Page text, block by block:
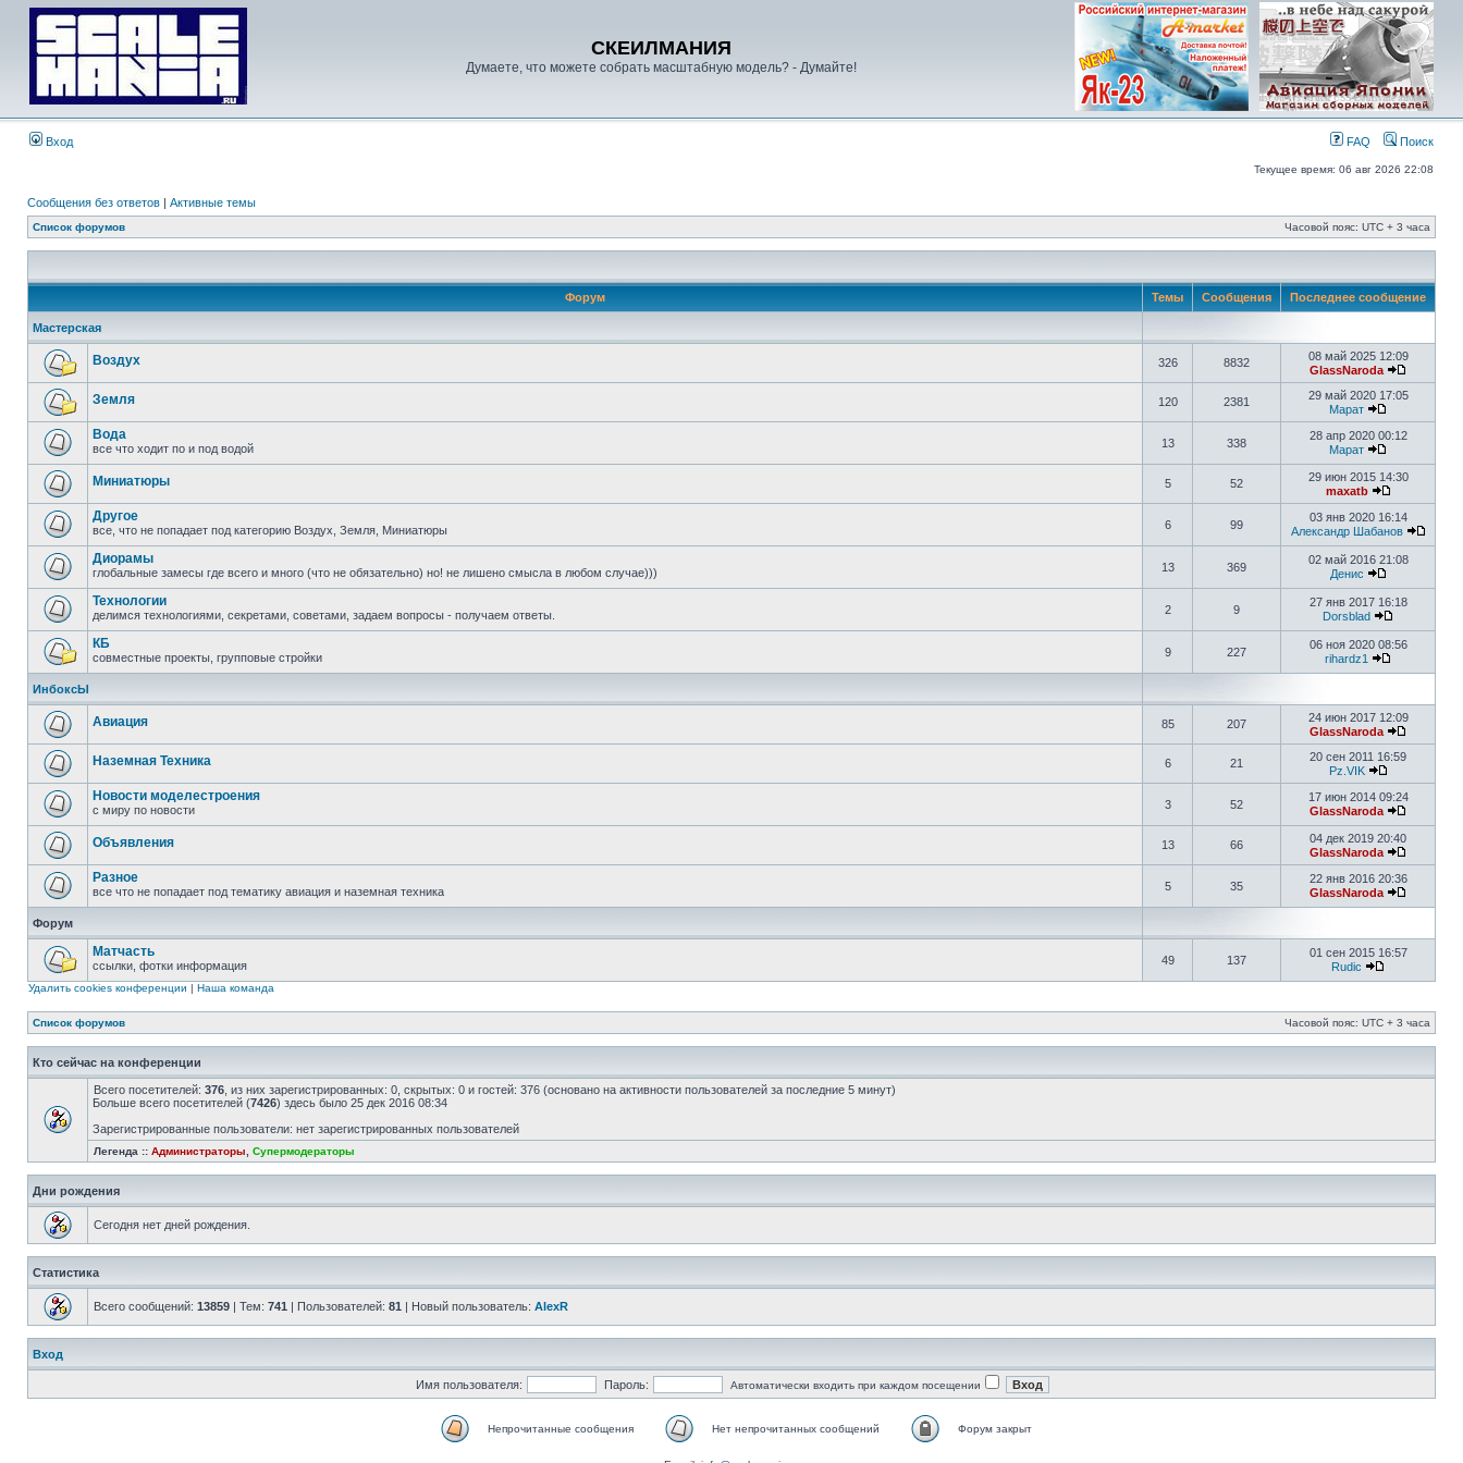
СКЕИЛМАНИЯ
Думаете, что можете собрать масштабную модель? - Думайте!
Вход FAQ Поиск
Текущее время: 06 авг 2026 22:08
Сообщения без ответов | Активные темы
Список форумов Часовой пояс: UTC + 3 часа
Форум Темы Сообщения Последнее сообщение
Мастерская
Воздух 326 8832
08 май 2025 12:09
GlassNaroda
Земля 120 2381
29 май 2020 17:05
Марат
Вода
все что ходит по и под водой 13 338
28 апр 2020 00:12
Марат
Миниатюры 5 52
29 июн 2015 14:30
maxatb
Другое
все, что не попадает под категорию Воздух, Земля, Миниатюры 6 99
03 янв 2020 16:14
Александр Шабанов
Диорамы
глобальные замесы где всего и много (что не обязательно) но! не лишено смысла в любом случае))) 13 369
02 май 2016 21:08
Денис
Технологии
делимся технологиями, секретами, советами, задаем вопросы - получаем ответы. 2 9
27 янв 2017 16:18
Dorsblad
КБ
совместные проекты, групповые стройки 9 227
06 ноя 2020 08:56
rihardz1
ИнбоксЫ
Авиация 85 207
24 июн 2017 12:09
GlassNaroda
Наземная Техника 6 21
20 сен 2011 16:59
Pz.VIK
Новости моделестроения
с миру по новости 3 52
17 июн 2014 09:24
GlassNaroda
Объявления 13 66
04 дек 2019 20:40
GlassNaroda
Разное
все что не попадает под тематику авиация и наземная техника 5 35
22 янв 2016 20:36
GlassNaroda
Форум
Матчасть
ссылки, фотки информация 49 137
01 сен 2015 16:57
Rudic
Удалить cookies конференции | Наша команда
Список форумов Часовой пояс: UTC + 3 часа
Кто сейчас на конференции
Всего посетителей: 376 , из них зарегистрированных: 0, скрытых: 0 и гостей: 376 (основано на активности пользователей за последние 5 минут)
Больше всего посетителей (7426) здесь было 25 дек 2016 08:34
Зарегистрированные пользователи: нет зарегистрированных пользователей
Легенда :: Администраторы Супермодераторы
Дни рождения
Сегодня нет дней рождения.
Статистика
Всего сообщений: 13859 | Тем: 741 | Пользователей: 81 | Новый пользователь: AlexR
Вход
Имя пользователя: Пароль: Автоматически входить при каждом посещении
Непрочитанные сообщения Нет непрочитанных сообщений Форум закрыт